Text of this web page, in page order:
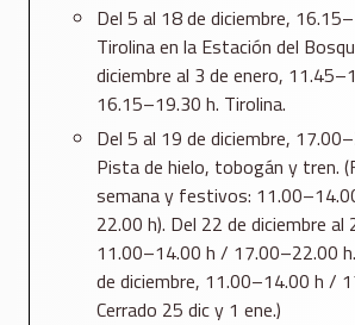
Del 5 al 18 de diciembre,
Tirolina en la Estación del
diciembre al 3 de enero,
16.15–19.30 h. Tirolina.
Del 5 al 19 de diciembre,
Pista de hielo, tobogán y tren.
semana y festivos:
22.00 h). Del 22 de diciembre al
11.00–14.00 h / 17.00–22.00
de diciembre, 11.00–14.00 h /
Cerrado 25 dic y 1 ene.)